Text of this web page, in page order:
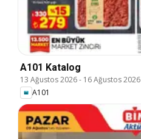
A101 Katalog
13 Ağustos 2026- 16 Ağustos 2026
A101